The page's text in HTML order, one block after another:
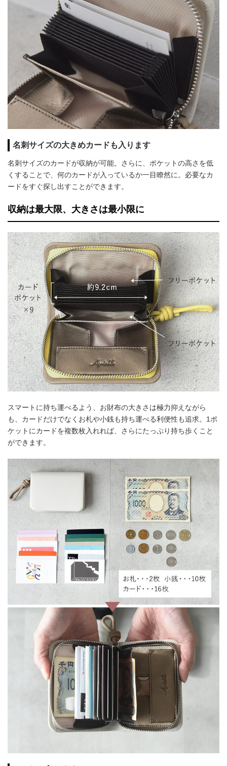
名刺サイズの大きめカードも入ります
名刺サイズのカードが収納が可能。さらに、ポケットの高さを低
くすることで、何のカードが入っているか一目瞭然に。必要なカ
ードをすぐ探し出すことができます。
収納は最大限、大きさは最小限に
スマートに持ち運べるよう、お財布の大きさは極力抑えながら
も、カードだけでなくお札や小銭も持ち運べる利便性も追求。1ポ
ケットにカードを複数枚入れれば、さらにたっぷり持ち歩くこと
ができます。